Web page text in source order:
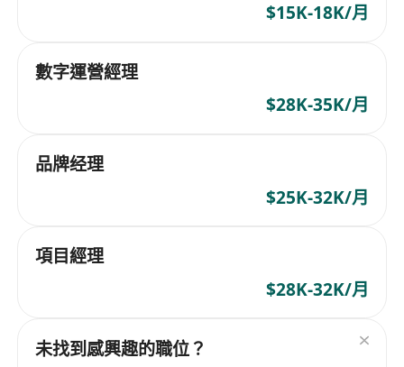
$15K-18K/月
數字運營經理
$28K-35K/月
品牌经理
$25K-32K/月
項目經理
$28K-32K/月
未找到感興趣的職位？